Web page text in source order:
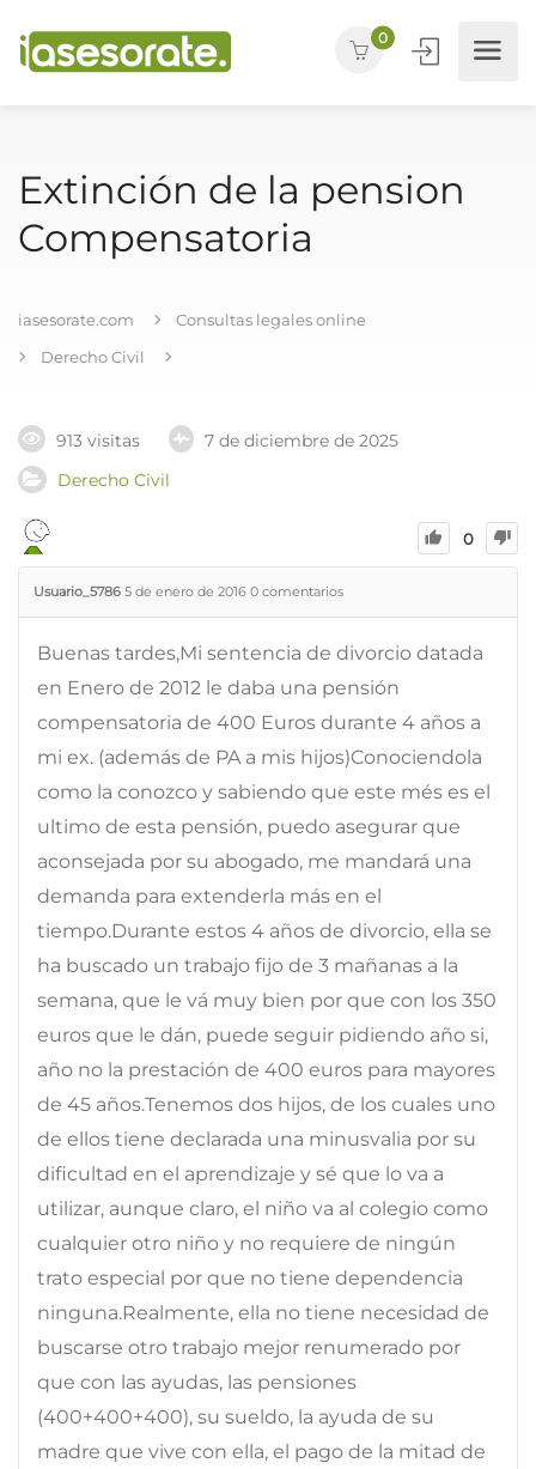
0
Extinción de la pension
Compensatoria
iasesorate.com
Consultas legales online
Derecho Civil
913 visitas
7 de diciembre de 2025
Derecho Civil
0
Usuario_5786 5 de enero de 2016 0 comentarios
Buenas tardes,Mi sentencia de divorcio datada
en Enero de 2012 le daba una pensión
compensatoria de 400 Euros durante 4 años a
mi ex. (además de PA a mis hijos)Conociendola
como la conozco y sabiendo que este més es el
ultimo de esta pensión, puedo asegurar que
aconsejada por su abogado, me mandará una
demanda para extenderla más en el
tiempo.Durante estos 4 años de divorcio, ella se
ha buscado un trabajo fijo de 3 mañanas a la
semana, que le vá muy bien por que con los 350
euros que le dán, puede seguir pidiendo año si,
año no la prestación de 400 euros para mayores
de 45 años.Tenemos dos hijos, de los cuales uno
de ellos tiene declarada una minusvalia por su
dificultad en el aprendizaje y sé que lo va a
utilizar, aunque claro, el niño va al colegio como
cualquier otro niño y no requiere de ningún
trato especial por que no tiene dependencia
ninguna.Realmente, ella no tiene necesidad de
buscarse otro trabajo mejor renumerado por
que con las ayudas, las pensiones
(400+400+400), su sueldo, la ayuda de su
madre que vive con ella, el pago de la mitad de